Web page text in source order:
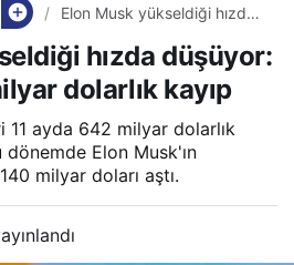
Elon Musk yükseldiği hızda
milyar dolarlık kayıp
hızda düşüyor:
dolarlık kayıp
11 ayda 642 milyar dolarlık
dönemde Elon Musk'ın
milyar doları aştı.